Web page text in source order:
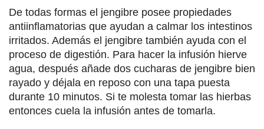
De todas formas el jengibre posee propiedades
antiinflamatorias que ayudan a calmar los intestinos
irritados. Además el jengibre también ayuda con el
proceso de digestión. Para hacer la infusión hierve
agua, después añade dos cucharas de jengibre bien
rayado y déjala en reposo con una tapa puesta
durante 10 minutos. Si te molesta tomar las hierbas
entonces cuela la infusión antes de tomarla.